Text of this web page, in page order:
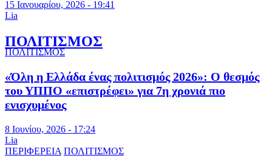
15 Ιανουαρίου, 2026 - 19:41
Lia
ΠΟΛΙΤΙΣΜΟΣ
ΠΟΛΙΤΙΣΜΟΣ
«Όλη η Ελλάδα ένας πολιτισμός 2026»: Ο θεσμός
του ΥΠΠΟ «επιστρέφει» για 7η χρονιά πιο
ενισχυμένος
8 Ιουνίου, 2026 - 17:24
Lia
ΠΕΡΙΦΕΡΕΙΑ ΠΟΛΙΤΙΣΜΟΣ